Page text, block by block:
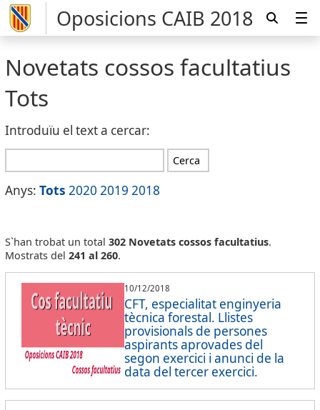
Oposicions CAIB 2018
Novetats cossos facultatius
Tots
Introduïu el text a cercar:
Anys: Tots 2020 2019 2018
S`han trobat un total302 Novetats cossos facultatius.
Mostrats del241 al 260.
10/12/2018
CFT, especialitat enginyeria
tècnica forestal. Llistes
provisionals de persones
aspirants aprovades del
segon exercici i anunci de la
data del tercer exercici.